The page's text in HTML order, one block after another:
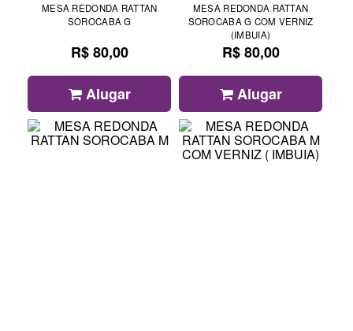
MESA REDONDA RATTAN
SOROCABA G
R$ 80,00
Alugar
MESA REDONDA RATTAN
SOROCABA G COM VERNIZ
(IMBUIA)
R$ 80,00
Alugar